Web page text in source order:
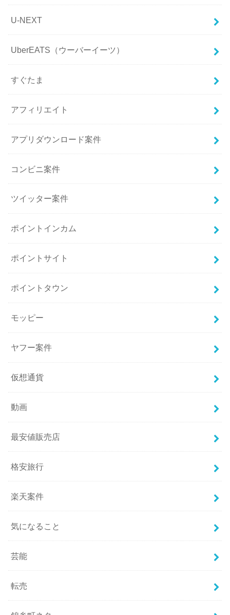
U-NEXT
UberEATS（ウーバーイーツ）
すぐたま
アフィリエイト
アプリダウンロード案件
コンビニ案件
ツイッター案件
ポイントインカム
ポイントサイト
ポイントタウン
モッピー
ヤフー案件
仮想通貨
動画
最安値販売店
格安旅行
楽天案件
気になること
芸能
転売